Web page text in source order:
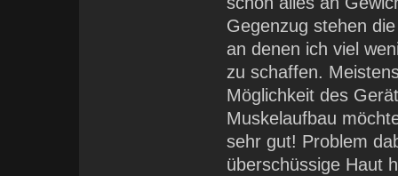
Gegenzug stehen
an denen ich viel
zu schaffen.
Möglichkeit des
Muskelaufbau
sehr gut! Problem
überschüssige Haut